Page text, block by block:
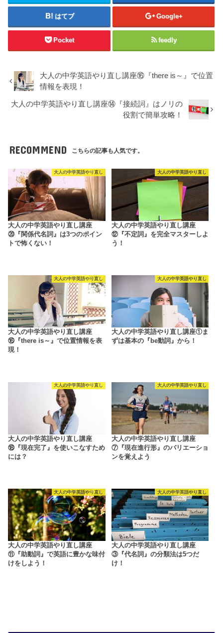
はてブ Google+
Pocket feedly
大人の中学英語やり直し講座⑯『there is～』で位置
情報を表現！
大人の中学英語やり直し講座⑭『接続詞』はノリの
役割で簡単攻略！
RECOMMEND こちらの記事も人気です。
大人の中学英語やり直し
大人の中学英語やり直し講座
⑳『関係代名詞』は3つのポイン
トで怖くない！
大人の中学英語やり直し
大人の中学英語やり直し講座
⑫『不定詞』を完全マスターしよ
う！
大人の中学英語やり直し
大人の中学英語やり直し講座
⑯『there is～』で位置情報を表
現！
大人の中学英語やり直し
大人の中学英語やり直し講座①ま
ずは基本の『be動詞』から！
大人の中学英語やり直し
大人の中学英語やり直し講座
⑱『現在完了』を使いこなすため
には？
大人の中学英語やり直し
大人の中学英語やり直し講座
⑦『現在進行形』のバリエーショ
ンを覚えよう
大人の中学英語やり直し
大人の中学英語やり直し講座
⑪『助動詞』で英語に豊かな味付
けをしよう！
大人の中学英語やり直し
大人の中学英語やり直し講座
③『代名詞』の分類法は5つだ
け！